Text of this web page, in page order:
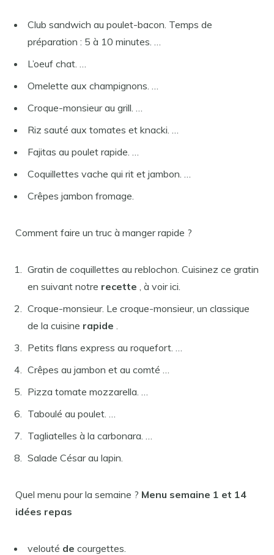
Club sandwich au poulet-bacon. Temps de
préparation : 5 à 10 minutes. …
L’oeuf chat. …
Omelette aux champignons. …
Croque-monsieur au grill. …
Riz sauté aux tomates et knacki. …
Fajitas au poulet rapide. …
Coquillettes vache qui rit et jambon. …
Crêpes jambon fromage.
Comment faire un truc à manger rapide ?
Gratin de coquillettes au reblochon. Cuisinez ce gratin
en suivant notre recette , à voir ici.
Croque-monsieur. Le croque-monsieur, un classique
de la cuisine rapide
Petits flans express au roquefort. …
Crêpes au jambon et au comté …
Pizza tomate mozzarella. …
Taboulé au poulet. …
Tagliatelles à la carbonara. …
Salade César au lapin.
Quel menu pour la semaine ? Menu semaine 1 et 14
idées repas
velouté de courgettes.